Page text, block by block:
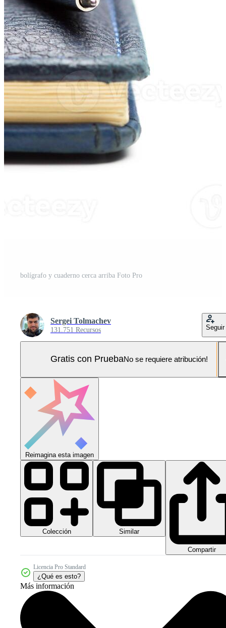
bolígrafo y cuaderno cerca arriba Foto Pro
Sergei Tolmachev
131.751 Recursos Seguir
Gratis con PruebaNo se requiere atribución!
Reimagina esta imagen
Colección Similar
Compartir
Licencia Pro Standard
¿Qué es esto?
Más información